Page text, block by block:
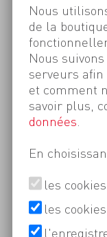
Nous
de la
Nous
serveurs
et comment
savoir plus,
données
En
les
les